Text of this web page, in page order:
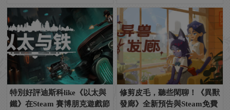
特別好評迪斯科like《以太與
鐵》在Steam 賽博朋克遊戲節
修剪皮毛，聽些閑聊！《異獸
發廊》全新預告與Steam免費